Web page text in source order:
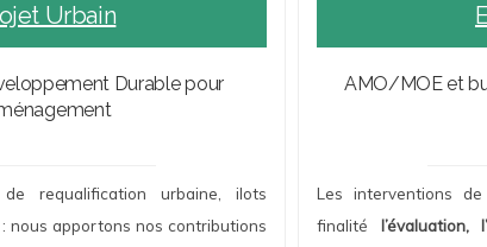
Urbain
Durable pour
requalification urbaine, ilots
: nous apportons nos contributions
AMO/MOE et
Les interventions
finalité l’évaluation,